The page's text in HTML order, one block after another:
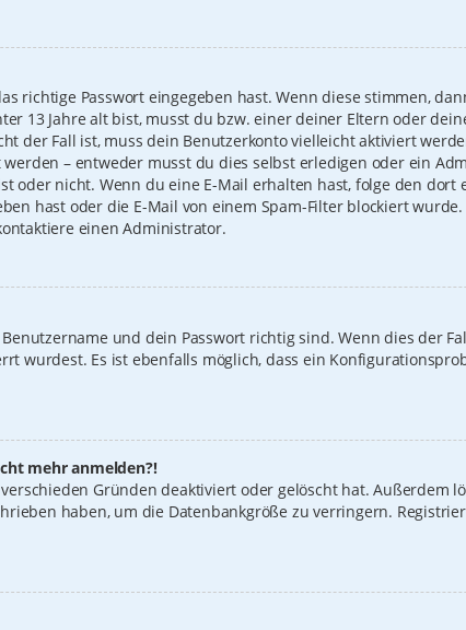
richtige Passwort eingegeben hast. Wenn diese stimmen,
13 Jahre alt bist, musst du bzw. einer deiner Eltern oder
der Fall ist, muss dein Benutzerkonto vielleicht aktiviert
– entweder musst du dies selbst erledigen oder ein
oder nicht. Wenn du eine E-Mail erhalten hast, folge den dort
hast oder die E-Mail von einem Spam-Filter blockiert
einen Administrator.
und dein Passwort richtig sind. Wenn dies der
wurdest. Es ist ebenfalls möglich, dass ein
mehr anmelden?!
Gründen deaktiviert oder gelöscht hat. Außerdem
haben, um die Datenbankgröße zu verringern.